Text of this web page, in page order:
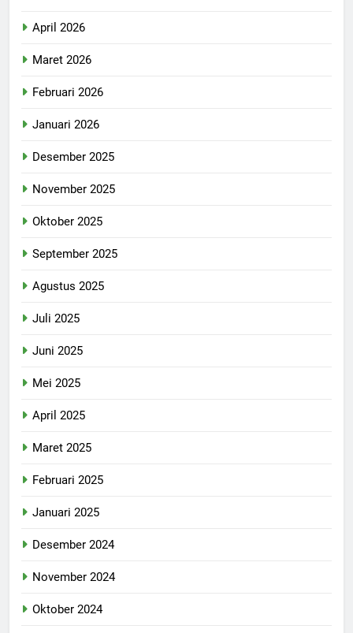
April 2026
Maret 2026
Februari 2026
Januari 2026
Desember 2025
November 2025
Oktober 2025
September 2025
Agustus 2025
Juli 2025
Juni 2025
Mei 2025
April 2025
Maret 2025
Februari 2025
Januari 2025
Desember 2024
November 2024
Oktober 2024